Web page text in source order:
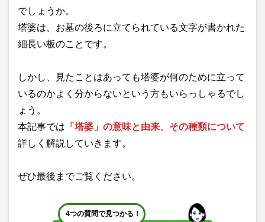
でしょうか。
塔婆は、お墓の後ろに立てられている文字が書かれた
細長い板のことです。
しかし、見たことはあっても塔婆が何のために立って
いるのかよく分からないという方もいらっしゃるでし
ょう。
本記事では 「塔婆」の意味と由来、その種類について
詳しく解説していきます。
ぜひ最後までご覧ください。
4つの質問で見つかる！